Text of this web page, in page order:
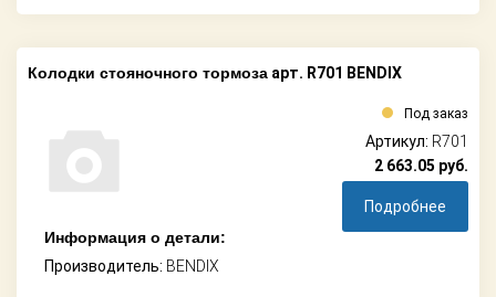
Колодки стояночного тормоза арт. R701 BENDIX
Информация о детали:
Производитель: BENDIX
Под заказ
Артикул: R701
2 663.05 руб.
Подробнее